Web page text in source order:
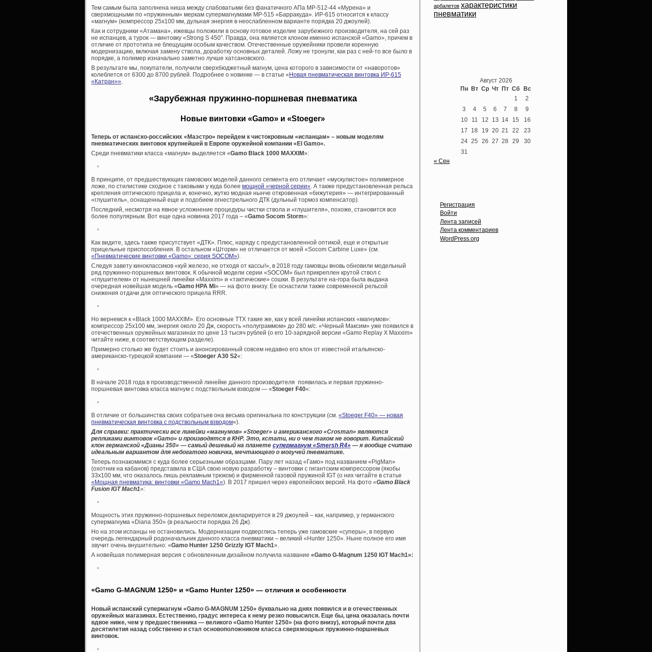
Тем самым была заполнена ниша между слабоватыми без фанатичного АПа МР-512-44 «Мурена» и
сверхмощными по «пружинным» меркам супермагнумами МР-515 «Барракуда». ИР-615 относится к классу
«магнум» (компрессор 25х100 мм, дульная энергия в неослабленном варианте порядка 20 джоулей).
Как и сотрудники «Атамана», ижевцы положили в основу готовое изделие зарубежного производителя, на сей раз
не испанцев, а турок — винтовку «Strong S 450″. Правда, она является клоном именно испанской «Gamo», причем в
отличие от прототипа не блещущим особым качеством. Отечественные оружейники провели коренную
модернизацию, включая замену ствола, доработку основных деталей. Ложу не тронули, как раз с ней-то все было в
порядке, а полимер изначально заметно лучше хатсановского.
В результате мы, покупатели, получили сверхбюджетный магнум, цена которого в зависимости от «наворотов»
колеблется от 6300 до 8700 рублей. Подробнее о новинке — в статье « Новая пневматическая винтовка ИР-615
«Катран»».
«Зарубежная пружинно-поршневая пневматика
Новые винтовки «Gamo» и «Stoeger»
Теперь от испанско-российских «Маэстро» перейдем к чистокровным «испанцам» – новым моделям
пневматических винтовок крупнейшей в Европе оружейной компании «El Gamo».
Среди пневматики класса «магнум» выделяется «Gamo Black 1000 MAXXIM»:
В принципе, от предшествующих гамовских моделей данного сегмента его отличает «мускулистое» полимерное
ложе, по стилистике сходное с таковыми у куда более мощной «черной серии» . А также предустановленная рельса
крепления оптического прицела и, конечно, жутко модная нынче откровенная «бижутерия» — интегрированный
«глушитель», оснащенный еще и подобием огнестрельного ДТК (дульный тормоз компенсатор).
Последний, несмотря на явное усложнение процедуры чистки ствола и «глушителя», похоже, становится все
более популярным. Вот еще одна новинка 2017 года – «Gamo Socom Storm»:
Как видите, здесь также присутствует «ДТК». Плюс, наряду с предустановленной оптикой, еще и открытые
прицельные приспособления. В остальном «Шторм» не отличается от моей «Socom Carbine Luxe» (см.
«Пневматические винтовки «Gamo»: серия SOCOM»).
Следуя завету киноклассиков «куй железо, не отходя от кассы!», в 2018 году гамовцы вновь обновили модельный
ряд пружинно-поршневых винтовок. К обычной модели серии «SOCOM» был прикреплен крутой ствол с
«глушителем» от нынешней линейки «Maxxim» и «тактические» сошки. В результате на-гора была выдана
очередная новейшая модель «Gamo HPA Mi» — на фото внизу. Ее оснастили также современной рельсой
снижения отдачи для оптического прицела RRR.
Но вернемся к «Black 1000 MAXXIM». Его основные ТТХ такие же, как у всей линейки испанских «магнумов»:
компрессор 25х100 мм, энергия около 20 Дж, скорость «полуграммом» до 280 м/с. «Черный Максим» уже появился в
отечественных оружейных магазинах по цене 13 тысяч рублей (о его 10-зарядной версии «Gamo Replay X Maxxim»
читайте ниже, в соответствующем разделе).
Примерно столько же будет стоить и анонсированный совсем недавно его клон от известной итальянско-
американско-турецкой компании — «Stoeger A30 S2«:
В начале 2018 года в производственной линейке данного производителя появилась и первая пружинно-
поршневая винтовка класса магнум с подствольным взводом — «Stoeger F40«:
В отличие от большинства своих собратьев она весьма оригинальна по конструкции (см. «Stoeger F40» — новая
пневматическая винтовка с подствольным взводом«).
Для справки: практически все линейки «магнумов» «Stoeger» и американского «Crosman» являются
репликами винтовок «Gamo» и производятся в КНР. Это, кстати, ни о чем таком не говорит. Китайский
клон германской «Дианы 350» — самый дешевый на планете супермагнум «Smersh R4» — я вообще считаю
идеальным вариантом для небогатого новичка, мечтающего о могучей пневматике.
Теперь познакомимся с куда более серьезными образцами. Пару лет назад «Гамо» под названием «PigMan»
(охотник на кабанов) представила в США свою новую разработку – винтовки с гигантским компрессором (якобы
33х100 мм, что оказалось лишь рекламным трюком) и фирменной газовой пружиной IGT (о них читайте в статье
«Мощная пневматика: винтовки «Gamo Maсh1»). В 2017 пришел через европейских версий. На фото «Gamo Black
Fusion IGT Mach1»:
Мощность этих пружинно-поршневых переломок декларируется в 29 джоулей – как, например, у германского
супермагнума «Diana 350» (в реальности порядка 26 Дж).
Но на этом испанцы не остановились. Модернизации подверглись теперь уже гамовские «суперы», в первую
очередь легендарный родоначальник данного класса пневматики – великий «Hunter 1250». Ныне полное его имя
звучит очень внушительно: «Gamo Hunter 1250 Grizzly IGT Mach1».
А новейшая полимерная версия с обновленным дизайном получила название «Gamo G-Magnum 1250 IGT Mach1»:
«Gamo G-MAGNUM 1250» и «Gamo Hunter 1250» — отличия и особенности
Новый испанский супермагнум «Gamo G-MAGNUM 1250» буквально на днях появился и в отечественных
оружейных магазинах. Естественно, градус интереса к нему резко повысился. Еще бы, цена оказалась почти
вдвое ниже, чем у предшественника — великого «Gamo Hunter 1250» (на фото внизу), который почти два
десятилетия назад собственно и стал основоположником класса сверхмощных пружинно-поршневых
винтовок.
арбалетов характеристики
пневматики
Август 2026
Пн Вт Ср Чт Пт Сб Вс
1
2
3
4 5 6 7 8
9
10
11 12 13 14 15
16
17
18 19 20 21 22
23
24 25 26 27 28 29
30
31
« Сен
Регистрация
Войти
Лента записей
Лента комментариев
WordPress.org